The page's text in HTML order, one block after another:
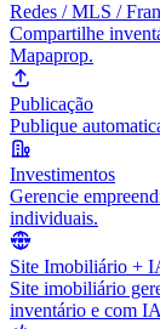
Redes / MLS /
Compartilhe
Mapaprop.
Publicação
Publique
Investimentos
Gerencie
individuais.
Site Imobiliário +
Site imobiliário
inventário e com